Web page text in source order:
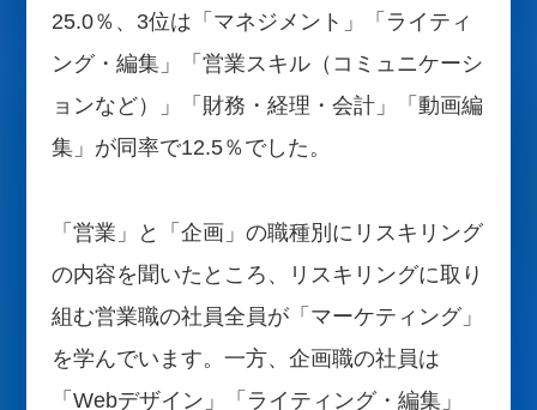
25.0％、3位は「マネジメント」「ライティ
ング・編集」「営業スキル（コミュニケーシ
ョンなど）」「財務・経理・会計」「動画編
集」が同率で12.5％でした。
「営業」と「企画」の職種別にリスキリング
の内容を聞いたところ、リスキリングに取り
組む営業職の社員全員が「マーケティング」
を学んでいます。一方、企画職の社員は
「Webデザイン」「ライティング・編集」